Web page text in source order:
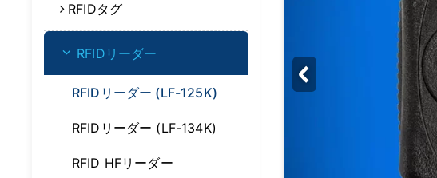
RFIDタグ
RFIDリーダー
RFIDリーダー (LF-125K)
RFIDリーダー (LF-134K)
RFID HFリーダー